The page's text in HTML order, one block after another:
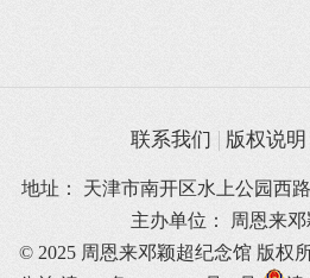
联系我们 版权说明
地址： 天津市南开区水上公园西
主办单位： 周恩来
© 2025 周恩来邓颖超纪念馆 版权